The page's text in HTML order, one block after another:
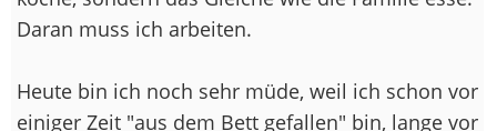
Daran muss ich arbeiten.
Heute bin ich noch sehr müde, weil ich schon vor
einiger Zeit "aus dem Bett gefallen" bin, lange vor